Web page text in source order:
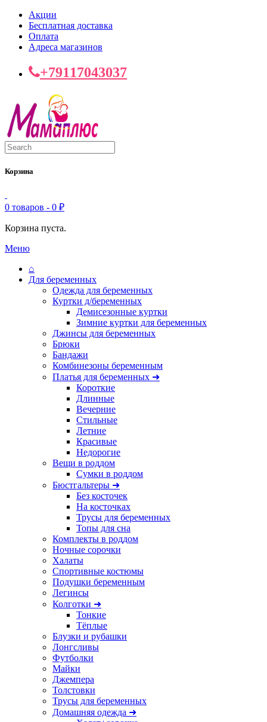
Акции
Бесплатная доставка
Оплата
Адреса магазинов
+79117043037
Корзина
0 товаров - 0 ₽
Корзина пуста.
Меню
⌂
Для беременных
Одежда для беременных
Куртки д/беременных
Демисезонные куртки
Зимние куртки для беременных
Джинсы для беременных
Брюки
Бандажи
Комбинезоны беременным
Платья для беременных ➜
Короткие
Длинные
Вечерние
Стильные
Летние
Красивые
Недорогие
Вещи в роддом
Сумки в роддом
Бюстгальтеры ➜
Без косточек
На косточках
Трусы для беременных
Топы для сна
Комплекты в роддом
Ночные сорочки
Халаты
Спортивные костюмы
Подушки беременным
Легинсы
Колготки ➜
Тонкие
Тёплые
Блузки и рубашки
Лонгсливы
Футболки
Майки
Джемпера
Толстовки
Трусы для беременных
Домашняя одежда ➜